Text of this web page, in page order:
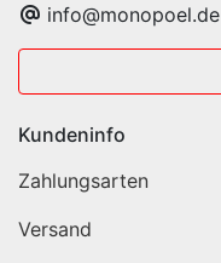
info@monopoel.de
Kundeninfo
Zahlungsarten
Versand